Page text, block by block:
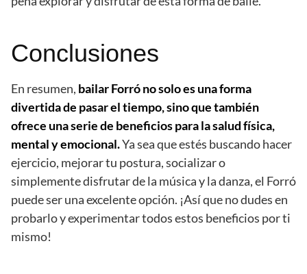
Conclusiones
En resumen, bailar Forró no solo es una forma
divertida de pasar el tiempo, sino que también
ofrece una serie de beneficios para la salud física,
mental y emocional.Ya sea que estés buscando hacer
ejercicio, mejorar tu postura, socializar o
simplemente disfrutar de la música y la danza, el Forró
puede ser una excelente opción. ¡Así que no dudes en
probarlo y experimentar todos estos beneficios por ti
mismo!